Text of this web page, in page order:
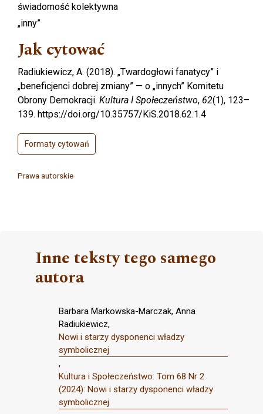
świadomość kolektywna
„inny”
Jak cytować
Radiukiewicz, A. (2018). „Twardogłowi fanatycy” i
„beneficjenci dobrej zmiany” — o „innych” Komitetu
Obrony Demokracji. Kultura I Społeczeństwo, 62(1), 123–
139. https://doi.org/10.35757/KiS.2018.62.1.4
Formaty cytowań
Prawa autorskie
Inne teksty tego samego
autora
Barbara Markowska-Marczak, Anna
Radiukiewicz,
Nowi i starzy dysponenci władzy
symbolicznej
,
Kultura i Społeczeństwo: Tom 68 Nr 2
(2024): Nowi i starzy dysponenci władzy
symbolicznej